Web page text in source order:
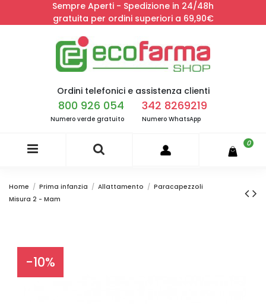
Sempre Aperti - Spedizione in 24/48h
gratuita per ordini superiori a 69,90€
Ordini telefonici e assistenza clienti
800 926 054
Numero verde gratuito
342 8269219
Numero WhatsApp
0
Home Prima infanzia Allattamento
Paracapezzoli
Misura 2 - Mam
-10%